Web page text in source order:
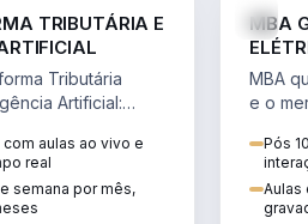
TRIBUTÁRIA E
Tributária
Artificial:
da rotina fiscal.
com aulas ao vivo e
real
semana por mês,
MBA
MBA
e o
Pós
Aulas